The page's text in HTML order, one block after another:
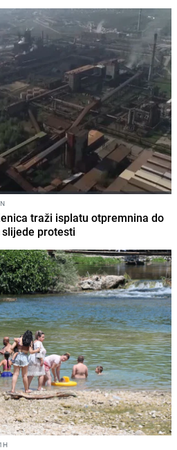
traži isplatu otpremnina do
protesti